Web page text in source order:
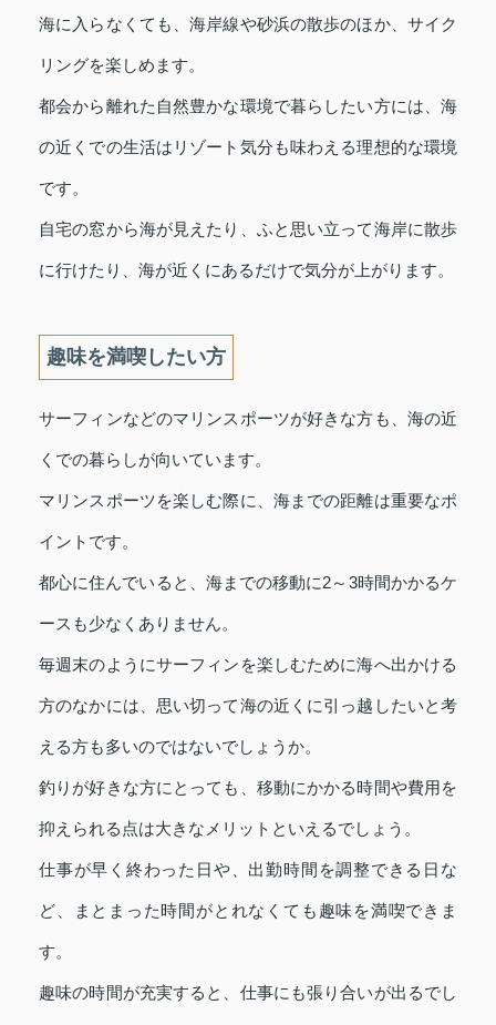
海に入らなくても、海岸線や砂浜の散歩のほか、サイク
リングを楽しめます。
都会から離れた自然豊かな環境で暮らしたい方には、海
の近くでの生活はリゾート気分も味わえる理想的な環境
です。
自宅の窓から海が見えたり、ふと思い立って海岸に散歩
に行けたり、海が近くにあるだけで気分が上がります。
趣味を満喫したい方
サーフィンなどのマリンスポーツが好きな方も、海の近
くでの暮らしが向いています。
マリンスポーツを楽しむ際に、海までの距離は重要なポ
イントです。
都心に住んでいると、海までの移動に2～3時間かかるケ
ースも少なくありません。
毎週末のようにサーフィンを楽しむために海へ出かける
方のなかには、思い切って海の近くに引っ越したいと考
える方も多いのではないでしょうか。
釣りが好きな方にとっても、移動にかかる時間や費用を
抑えられる点は大きなメリットといえるでしょう。
仕事が早く終わった日や、出勤時間を調整できる日な
ど、まとまった時間がとれなくても趣味を満喫できま
す。
趣味の時間が充実すると、仕事にも張り合いが出るでし